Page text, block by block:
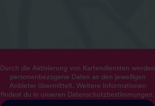
Durch die Aktivierung von Kartendiensten werden
personenbezogene Daten an den jeweiligen
Anbieter übermittelt. Weitere Informationen
findest du in unseren Datenschutzbestimmungen.